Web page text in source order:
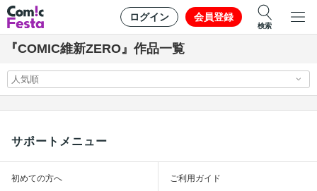
ログイン 会員登録
検索
『COMIC維新ZERO』作品一覧
サポートメニュー
初めての方へ ご利用ガイド